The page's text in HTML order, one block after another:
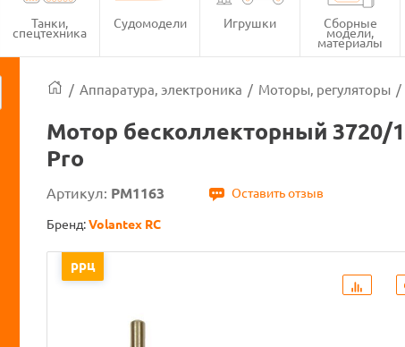
Танки,
спецтехника
Судомодели Игрушки Сборные
модели,
материалы
/ Аппаратура, электроника / Моторы, регуляторы /
Мотор бесколлекторный 3720/
Pro
Артикул: PM1163 Оставить отзыв
Бренд:Volantex RC
ррц